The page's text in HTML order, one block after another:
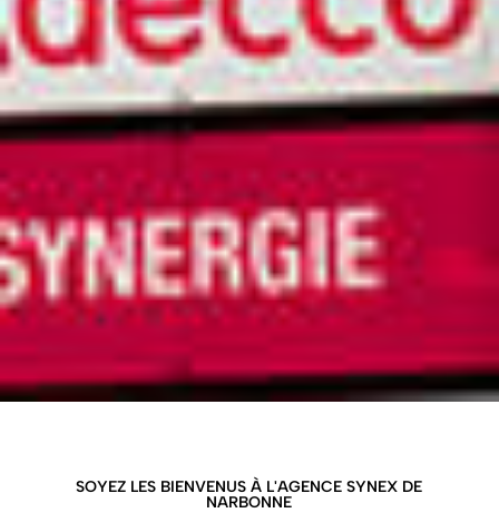
SOYEZ LES BIENVENUS À L'AGENCE SYNEX DE
NARBONNE